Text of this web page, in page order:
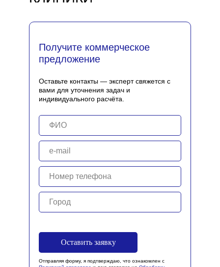
Получите коммерческое
предложение
Оставьте контакты — эксперт свяжется с
вами для уточнения задач и
индивидуального расчёта.
Отправляя форму, я подтверждаю, что ознакомлен с
Оставить заявку